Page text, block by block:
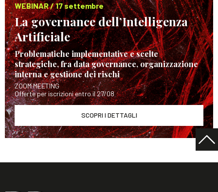
WEBINAR / 17 settembre
La governance dell’Intelligenza
Artificiale
Problematiche implementative e scelte
strategiche, fra data governance, organizzazione
interna e gestione dei rischi
ZOOM MEETING
Offerte per iscrizioni entro il 27/08
SCOPRI I DETTAGLI